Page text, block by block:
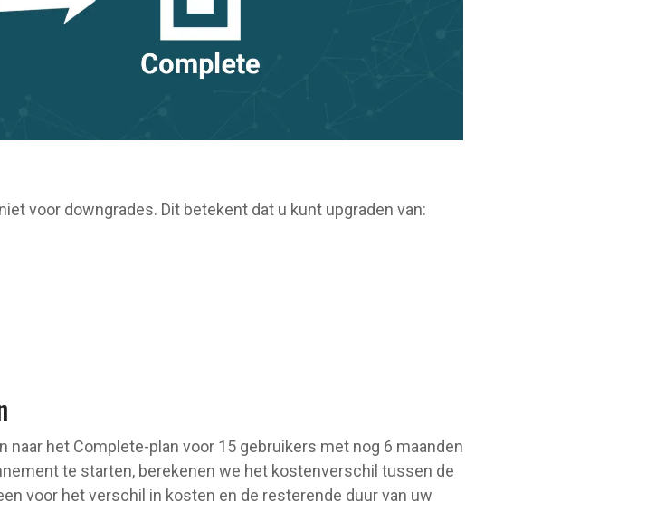
voor downgrades. Dit betekent dat u kunt upgraden van:
het Complete-plan voor 15 gebruikers met nog 6 maanden
te starten, berekenen we het kostenverschil tussen de
voor het verschil in kosten en de resterende duur van uw